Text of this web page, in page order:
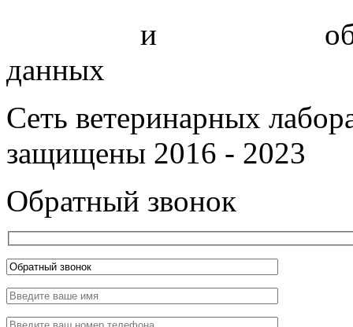
и
данных
Сеть ветеринарных
защищены 2016 - 2023
Обратный звонок